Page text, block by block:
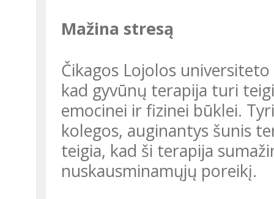
Mažina stresą
Čikagos Lojolos universiteto mokslininkų atliktas tyrimas parodė,
kad gyvūnų terapija turi
emocinei ir fizinei būklei.
kolegos, auginantys šunis
teigia, kad ši terapija
nuskausminamųjų poreikį.